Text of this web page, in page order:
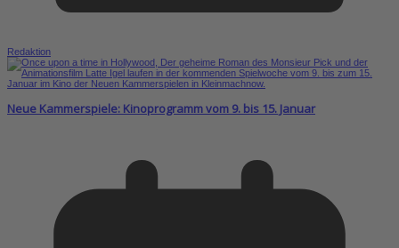
Redaktion
Neue Kammerspiele: Kinoprogramm vom 9. bis 15. Januar